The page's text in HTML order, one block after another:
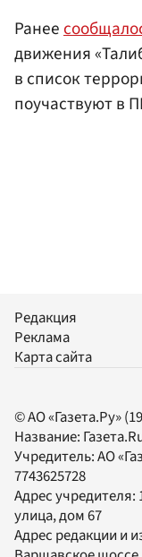
Ранее
движения
в список
поучаствуют в
Редакция
Реклама
Карта сайта
© АО «Газета.Ру»
Название:
Учредитель:АО
7743625728
Адрес учредителя:
улица, дом 67
Адрес редакции и